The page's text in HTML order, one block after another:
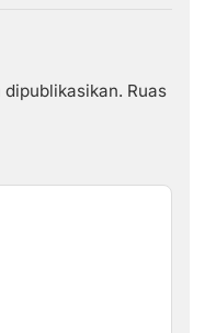
dipublikasikan. Ruas